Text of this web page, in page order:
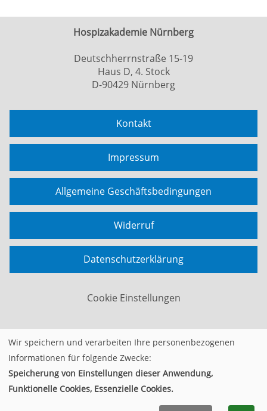
Hospizakademie Nürnberg
Deutschherrnstraße 15-19
Haus D, 4. Stock
D-90429 Nürnberg
Kontakt
Impressum
Allgemeine Geschäftsbedingungen
Widerruf
Datenschutzerklärung
Cookie Einstellungen
Widerrufsformular
© 2026 Kufer Software GmbH
Wir speichern und verarbeiten Ihre personenbezogenen
Informationen für folgende Zwecke:
Speicherung von Einstellungen dieser Anwendung,
Funktionelle Cookies, Essenzielle Cookies.